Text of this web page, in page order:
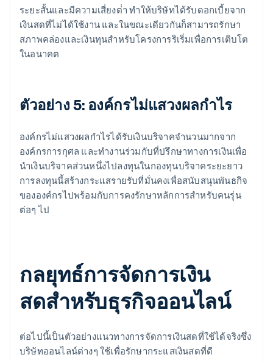
ระยะสั้นและมีความเสี่ยงต่ํา ทําให้บริษัทได้รับดอกเบี้ยจาก
เงินสดที่ไม่ได้ใช้งาน และในขณะเดียวกันก็สามารถรักษา
สภาพคล่องและเงินทุนสําหรับโครงการริเริ่มเพื่อการเติบโต
ในอนาคต
ตัวอย่าง 5: องค์กรไม่แสวงผลกําไร
องค์กรไม่แสวงผลกําไรได้รับเงินบริจาคจํานวนมากจาก
องค์กรการกุศล และทํางานร่วมกับที่ปรึกษาทางการเงินเพื่อ
นำเงินบริจาคส่วนหนึ่งไปลงทุนในกองทุนบริจาคระยะยาว
การลงทุนนี้สร้างกระแสรายรับที่มั่นคงเพื่อสนับสนุนพันธกิจ
ขององค์กรไปพร้อมกับการคงรักษาหลักการสำหรับคนรุ่น
ต่อๆ ไป
กลยุทธ์การจัดการเงิน
สดสําหรับธุรกิจออนไลน์
ต่อไปนี้เป็นตัวอย่างแนวทางการจัดการเงินสดที่ใช้ได้จริงซึ่ง
บริษัทออนไลน์ต่างๆ ใช้เพื่อรักษากระแสเงินสดที่ดี